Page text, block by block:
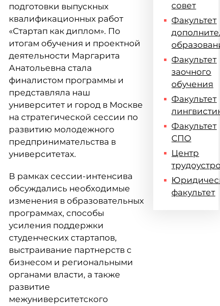
подготовки выпускных
квалификационных работ
«Стартап как диплом». По
итогам обучения и проектной
деятельности Маргарита
Анатольевна стала
финалистом программы и
представляла наш
университет и город в Москве
на стратегической сессии по
развитию молодежного
предпринимательства в
университетах.
В рамках сессии-интенсива
обсуждались необходимые
изменения в образовательных
программах, способы
усиления поддержки
студенческих стартапов,
выстраивание партнерств с
бизнесом и региональными
органами власти, а также
развитие
межуниверситетского
совет
Факультет
Факультет
заочного
обучения
Факультет
Факультет
СПО
Центр
факультет